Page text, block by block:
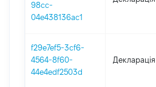
98cc-
04e438136ac1
f29e7ef5-3cf6-
4564-8f60-
44e4edf2503d
Декларація